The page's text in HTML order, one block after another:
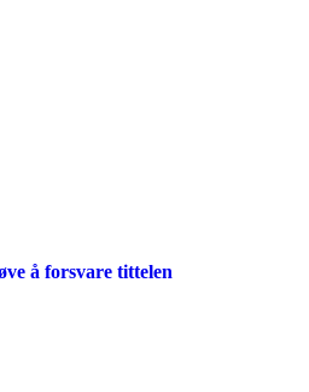
å forsvare tittelen